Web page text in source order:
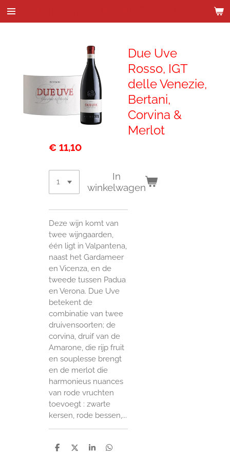
Ga
direct
Due Uve
Rosso, IGT
delle Venezie,
Bertani,
Corvina &
Merlot
€ 11,10
In
winkelwagen
Deze wijn komt van
twee wijngaarden,
één ligt in Valpantena,
naast het Gardameer
en Vicenza, en de
tweede tussen Padua
en Verona. Due Uve
betekent de
combinatie van twee
druivensoorten; de
corvina, druif van de
Amarone, die rijp fruit
en souplesse brengt
en de merlot die
harmonieus nuances
van rode vruchten
toevoegt : zwarte
kersen, rode bessen,...
D
D
S
D